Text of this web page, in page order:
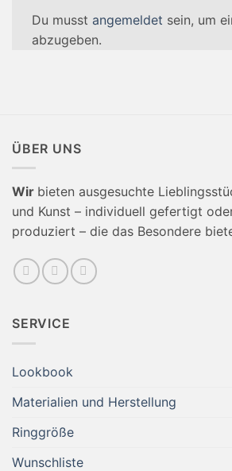
Du musst angemeldet sein, um
abzugeben.
ÜBER UNS
Wir bieten ausgesuchte
und Kunst – individuell gefertigt
produziert – die das Besondere
SERVICE
Lookbook
Materialien und Herstellung
Ringgröße
Wunschliste